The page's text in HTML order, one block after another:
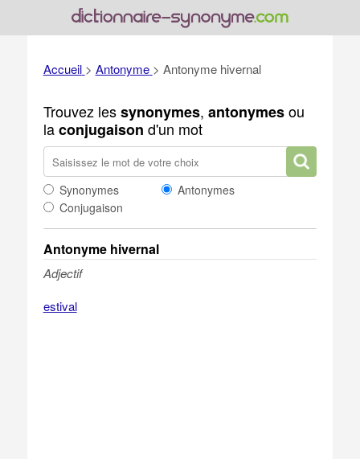
Accueil > Antonyme > Antonyme hivernal
Trouvez lessynonymes, antonymesou
laconjugaison d'un mot
Synonymes
Antonymes
Conjugaison
Antonyme hivernal
Adjectif
estival